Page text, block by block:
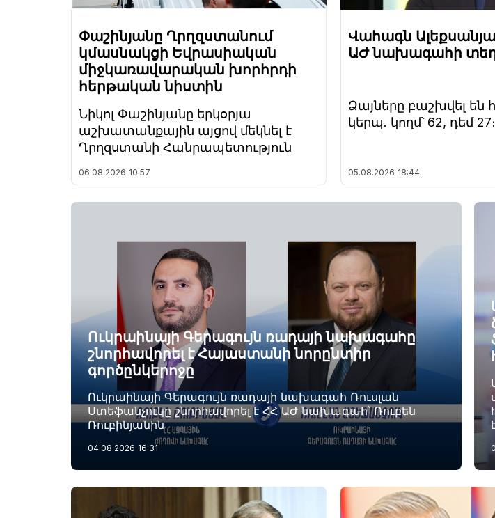
Փաշինյանը Ղրղզստանում
կմասնակցի Եվրասիական
միջկառավարական խորհրդի
հերթական նիստին
Նիկոլ Փաշինյանը երկօրյա
աշխատանքային այցով մեկնել է
Ղրղզստանի Հանրապետություն
06.08.2026 10:57
Վահագն
ԱԺ նախագահի
Ձայները բաշխվել են
կերպ. կողմ՝ 62, դեմ 27։
05.08.2026 18:44
Ուկրաինայի Գերագույն ռադայի նախագահը
շնորհավորել է Հայաստանի նորընտիր
գործընկերոջը
Ուկրաինայի Գերագույն ռադայի նախագահ Ռուսլան
Ստեֆանչուկը շնորհավորել է ՀՀ ԱԺ նախագահ՝ Ռուբեն
Ռուբինյանին
04.08.2026 16:31